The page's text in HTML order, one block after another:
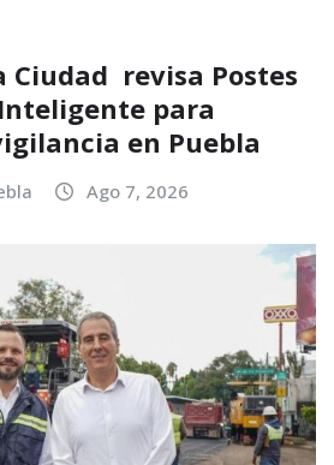
Ciudad revisa Postes
para
en Puebla
Ago 7, 2026